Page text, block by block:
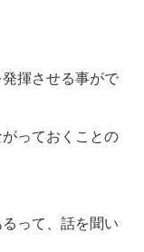
揮させる事がで
っておくことの
って、話を聞い